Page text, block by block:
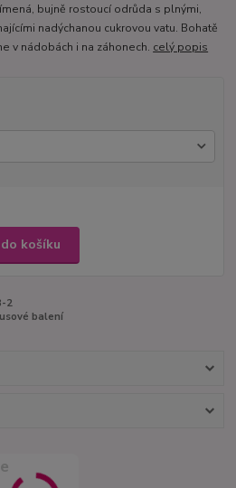
bujně rostoucí odrůda s plnými,
nadýchanou cukrovou vatu. Bohatě
v nádobách i na záhonech. celý popis
košíku
2
balení